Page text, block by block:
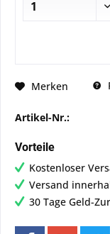
Merken
Artikel-Nr.:
Vorteile
Kostenloser
Versand
30 Tage Geld-